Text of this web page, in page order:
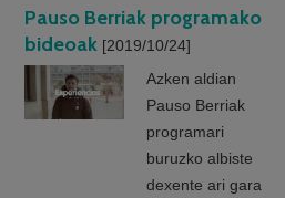
Pauso Berriak programako
bideoak [2019/10/24]
Azken aldian
Pauso Berriak
programari
buruzko albiste
dexente ari gara